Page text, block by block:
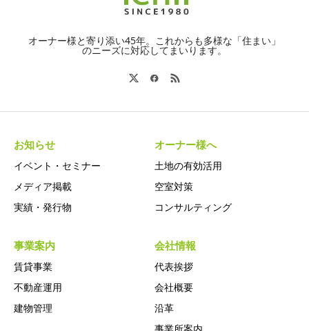
オーナー様と寄り添い45年。これからも多様な「住まい」
のニーズに対応してまいります。
お知らせ
イベント・セミナー
メディア掲載
実績・発行物
オーナー様へ
土地の有効活用
空室対策
コンサルティング
事業案内
賃貸事業
不動産運用
建物管理
会社情報
代表挨拶
会社概要
沿革